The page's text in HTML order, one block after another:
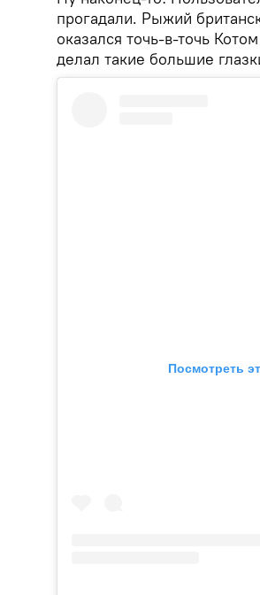
прогадали. Рыжий
оказался точь-в-точь
делал такие большие
Посмотреть